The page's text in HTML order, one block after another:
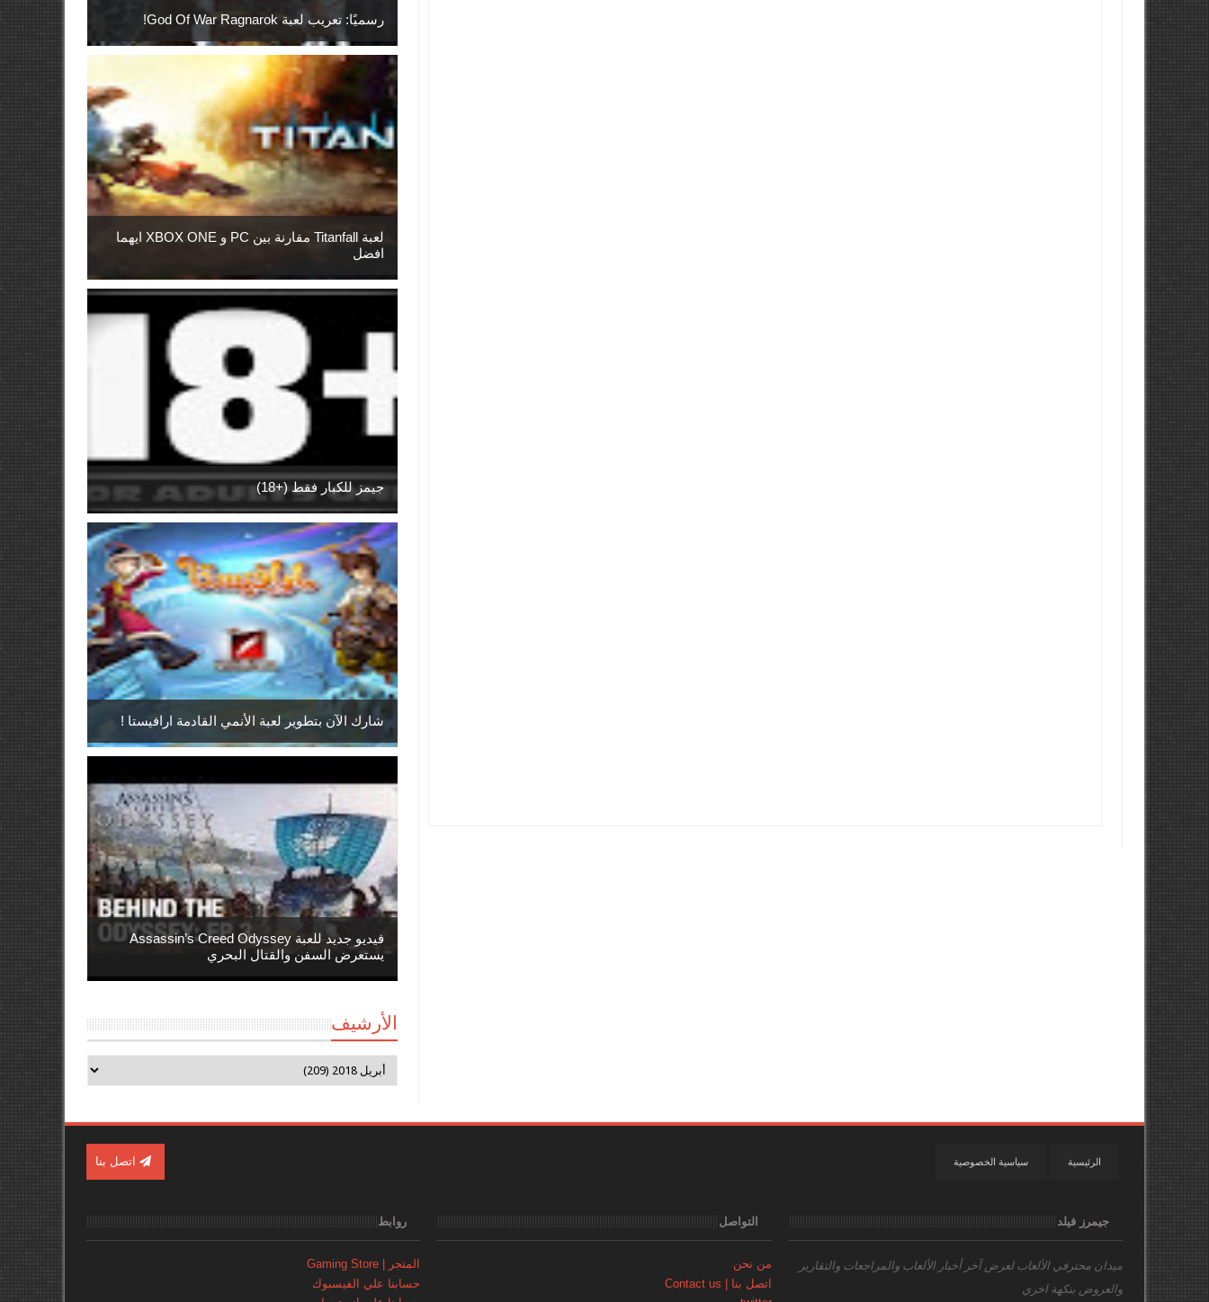
رسميًا: تعريب لعبة God Of War Ragnarok!
لعبة Titanfall مقارنة بين PC و XBOX ONE ايهما
افضل
جيمز للكبار فقط (+18)
شارك الآن بتطوير لعبة الأنمي القادمة ارافيستا !
فيديو جديد للعبة Assassin’s Creed Odyssey
يستعرض السفن والقتال البحري
الأرشيف
سياسية الخصوصية الرئيسية اتصل بنا
جيمرز فيلد
ميدان محترفي الألعابلعرض آخر أخبار الألعاب والمراجعات والتقارير
والعروض بنكهة اخري
التواصل
من نحن
اتصل بنا | Contact us
روابط
المتجر | Gaming Store
حسابنا علي الفيسبوك